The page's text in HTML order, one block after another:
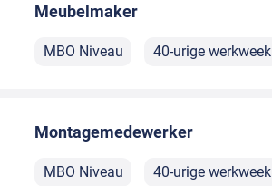
Meubelmaker
MBO Niveau 40-urige werkweek
Montagemedewerker
MBO Niveau 40-urige werkweek